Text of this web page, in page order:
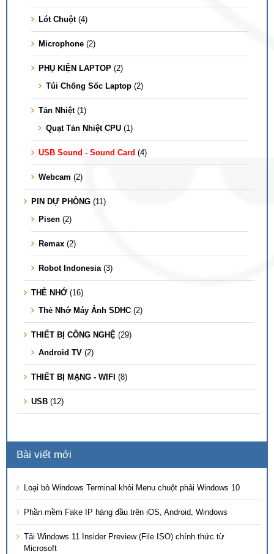
Lót Chuột (4)
Microphone (2)
PHỤ KIỆN LAPTOP (2)
Túi Chống Sốc Laptop (2)
Tản Nhiệt (1)
Quạt Tản Nhiệt CPU (1)
USB Sound - Sound Card (4)
Webcam (2)
PIN DỰ PHÒNG (11)
Pisen (2)
Remax (2)
Robot Indonesia (3)
THẺ NHỚ (16)
Thẻ Nhớ Máy Ảnh SDHC (2)
THIẾT BỊ CÔNG NGHỆ (29)
Android TV (2)
THIẾT BỊ MẠNG - WIFI (8)
USB (12)
Bài viết mới
Loại bỏ Windows Terminal khỏi Menu chuột phải Windows 10
Phần mềm Fake IP hàng đầu trên iOS, Android, Windows
Tải Windows 11 Insider Preview (File ISO) chính thức từ
Microsoft